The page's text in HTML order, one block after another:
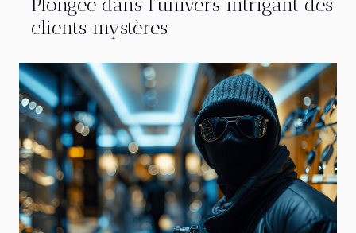
clients mystères